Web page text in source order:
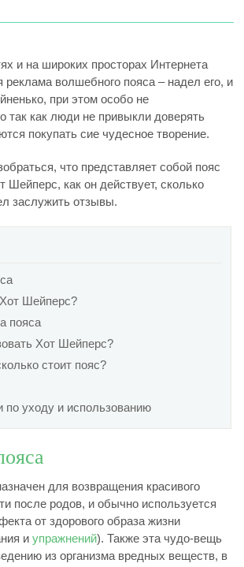
и на широких просторах Интернета
реклама волшебного пояса – надел его, и
при этом особо не
так как люди не привыкли доверять
покупать сие чудесное творение.
что представляет собой пояс
Шейперс, как он действует, сколько
заслужить отзывы.
Шейперс?
пояса
Хот Шейперс?
стоит пояс?
по уходу и использованию
для возвращения красивого
после родов, и обычно используется
от здорового образа жизни
иупражнений). Также эта чудо-вещь
из организма вредных веществ, в